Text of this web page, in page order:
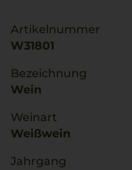
Artikelnummer
W31801
Bezeichnung
Wein
Weinart
Weißwein
Jahrgang